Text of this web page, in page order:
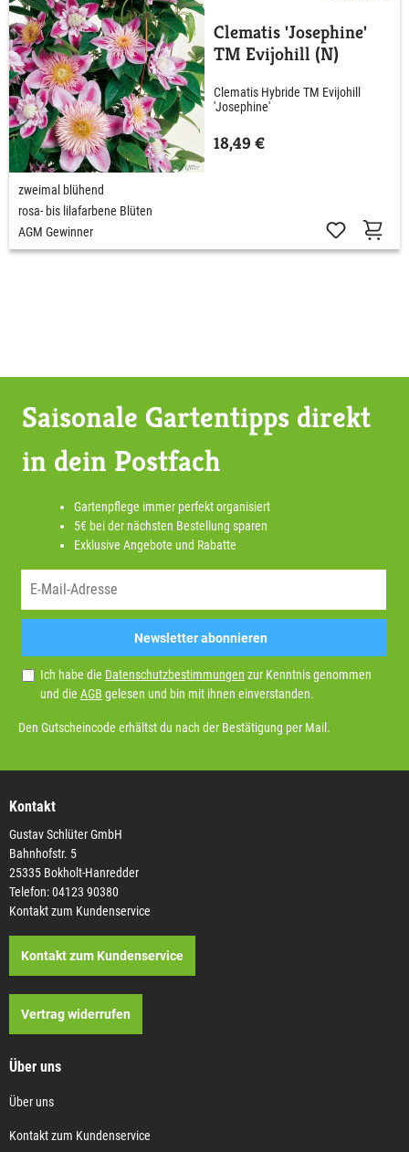
Clematis 'Josephine'
TM Evijohill (N)
Clematis Hybride TM Evijohill
'Josephine'
18,49 €
zweimal blühend
rosa- bis lilafarbene Blüten
AGM Gewinner
Saisonale Gartentipps direkt
in dein Postfach
Gartenpflege immer perfekt organisiert
5€ bei der nächsten Bestellung sparen
Exklusive Angebote und Rabatte
Newsletter abonnieren
Ich habe die Datenschutzbestimmungen zur Kenntnis genommen
und die AGB gelesen und bin mit ihnen einverstanden.
Den Gutscheincode erhältst du nach der Bestätigung per Mail.
Kontakt
Gustav Schlüter GmbH
Bahnhofstr. 5
25335 Bokholt-Hanredder
Telefon: 04123 90380
Kontakt zum Kundenservice
Kontakt zum Kundenservice
Vertrag widerrufen
Über uns
Über uns
Kontakt zum Kundenservice